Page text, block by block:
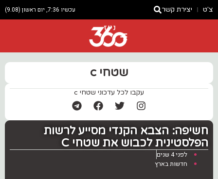
צ'ט יצירת קשר עכשיו 7:36, יום ראשון (9.08)
ניוז
שטחי c
עקבו לכל עדכוני שטחי c
חשיפה: הצבא הקנדי מסייע לרשות
הפלסטינית לכבוש את שטחי C
לפני 4 שנים
חדשות בארץ